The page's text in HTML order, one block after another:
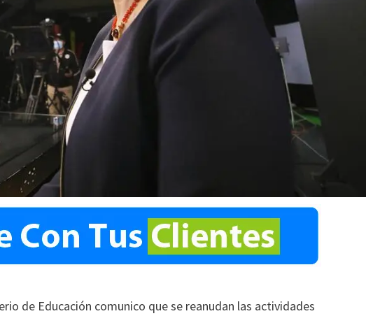
de Educación comunico que se reanudan las actividades